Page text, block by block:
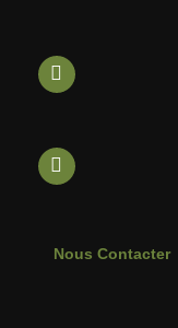
Nous Contacter